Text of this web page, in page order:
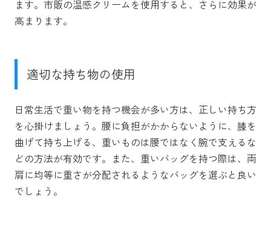
ます。市販の温感クリームを使用すると、さらに効果が
高まります。
適切な持ち物の使用
日常生活で重い物を持つ機会が多い方は、正しい持ち方
を心掛けましょう。腰に負担がかからないように、膝を
曲げて持ち上げる、重いものは腰ではなく腕で支えるな
どの方法が有効です。また、重いバッグを持つ際は、両
肩に均等に重さが分配されるようなバッグを選ぶと良い
でしょう。